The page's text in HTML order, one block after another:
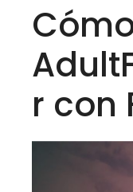
r con